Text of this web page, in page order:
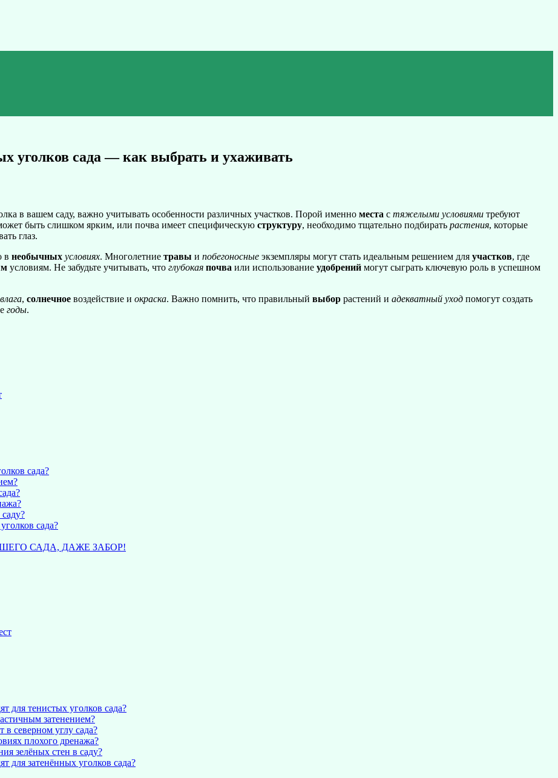
уголков сада — как выбрать и ухаживать
в вашем саду, важно учитывать особенности различных участков. Порой именно места с тяжелыми условиями требуют
быть слишком ярким, или почва имеет специфическую структуру, необходимо тщательно подбирать растения, которые
глаз.
в необычных условиях. Многолетние травы и побегоносные экземпляры могут стать идеальным решением для участков, где
условиям. Не забудьте учитывать, что глубокая почва или использование удобрений могут сыграть ключевую роль в успешном
влага, солнечное воздействие и окраска. Важно помнить, что правильный выбор растений и адекватный уход помогут создать
годы.
сада?
сада?
САДА, ДАЖЕ ЗАБОР!
для тенистых уголков сада?
затенением?
в северном углу сада?
плохого дренажа?
зелёных стен в саду?
для затенённых уголков сада?